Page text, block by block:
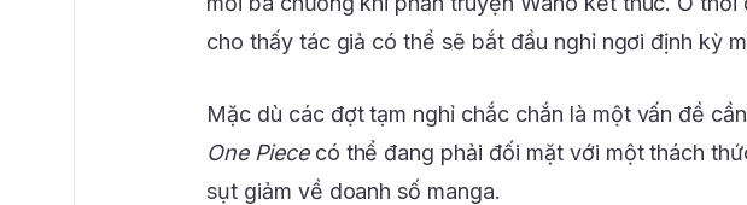
cho thấy tác giả có thể sẽ bắt đầu nghỉ ngơi định kỳ
Mặc dù các đợt tạm nghỉ chắc chắn là một vấn đề
One Piececó thể đang phải đối mặt với một thách
sụt giảm về doanh số manga.